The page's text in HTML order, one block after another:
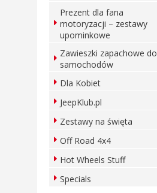
Prezent dla fana
motoryzacji – zestawy
upominkowe
Zawieszki zapachowe do
samochodów
Dla Kobiet
JeepKlub.pl
Zestawy na święta
Off Road 4x4
Hot Wheels Stuff
Specials